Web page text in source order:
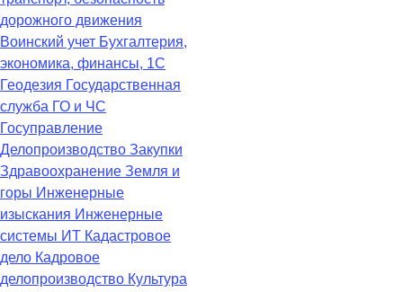
дорожного движения
Воинский учет Бухгалтерия,
экономика, финансы, 1С
Геодезия Государственная
служба ГО и ЧС
Госуправление
Делопроизводство Закупки
Здравоохранение Земля и
горы Инженерные
изыскания Инженерные
системы ИТ Кадастровое
дело Кадровое
делопроизводство Культура